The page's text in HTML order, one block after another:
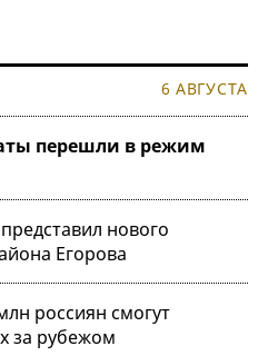
6 АВГУСТА
перешли в режим
нового
Егорова
россиян смогут
за рубежом